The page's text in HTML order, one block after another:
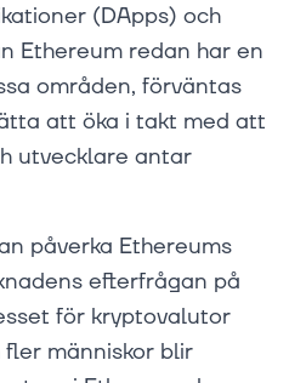
(DApps) och
Ethereum redan har en
områden, förväntas
att öka i takt med att
utvecklare antar
påverka Ethereums
efterfrågan på
för kryptovalutor
människor blir